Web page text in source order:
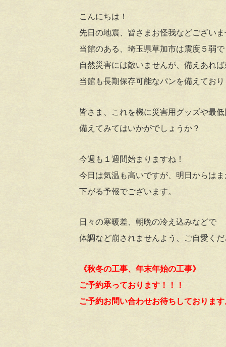
こんにちは！
先日の地震、皆さまお怪我などござい
当館のある、埼玉県草加市は震度５弱
自然災害には敵いませんが、備えあれ
当館も長期保存可能なパンを備えてお
皆さま、これを機に災害用グッズや最
備えてみてはいかがでしょうか？
今週も１週間始まりますね！
今日は気温も高いですが、明日からは
下がる予報でございます。
日々の寒暖差、朝晩の冷え込みなどで
体調など崩されませんよう、ご自愛く
《秋冬の工事、年末年始の工事》
ご予約承っております！！！
ご予約お問い合わせお待ちしております